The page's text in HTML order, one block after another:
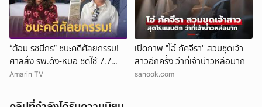
“ต้อม รชนีกร” ชนะคดีศัลยกรรม!
ศาลสั่ง รพ.ดัง-หมอ ชดใช้ 7.7
ล้าน
Amarin TV
เปิดภาพ "โอ๋ ภัคจีรา" สวมชุดเจ้า
สาวอีกครั้ง ว่าที่เจ้าบ่าวหล่อมาก
sanook.com